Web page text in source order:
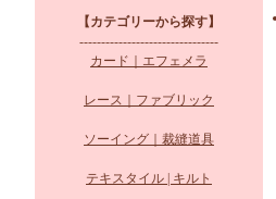
【カテゴリーから探す】
--------------------------------
カード｜エフェメラ
レース｜ファブリック
ソーイング｜裁縫道具
テキスタイル | キルト